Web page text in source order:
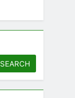
SEARCH